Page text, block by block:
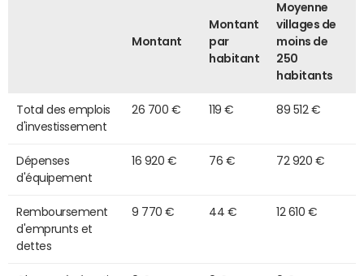
Montant
Montant
par
habitant
Moyenne
villages de
moins de
250
habitants
Total des emplois
d'investissement
26 700 € 119 € 89 512 €
Dépenses
d'équipement
16 920 € 76 € 72 920 €
Remboursement
d'emprunts et
dettes
9 770 € 44 € 12 610 €